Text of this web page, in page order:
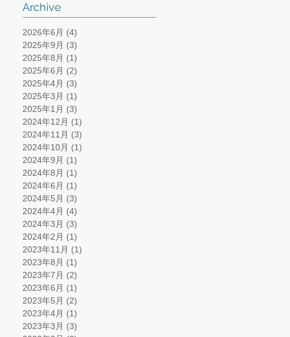
Archive
2026年6月 (4)
2025年9月 (3)
2025年8月 (1)
2025年6月 (2)
2025年4月 (3)
2025年3月 (1)
2025年1月 (3)
2024年12月 (1)
2024年11月 (3)
2024年10月 (1)
2024年9月 (1)
2024年8月 (1)
2024年6月 (1)
2024年5月 (3)
2024年4月 (4)
2024年3月 (3)
2024年2月 (1)
2023年11月 (1)
2023年8月 (1)
2023年7月 (2)
2023年6月 (1)
2023年5月 (2)
2023年4月 (1)
2023年3月 (3)